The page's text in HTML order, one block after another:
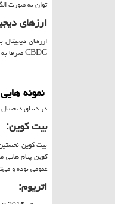
توان به صورت
ارزهای
ارزهای
CBDCصرفا
نمونه
در دنیای
بیت کوین:
بیت کوین نخستین ارز رمزنگاری شده ای بود که
کوینپیام هایی
عمومی بوده و
اتریوم: